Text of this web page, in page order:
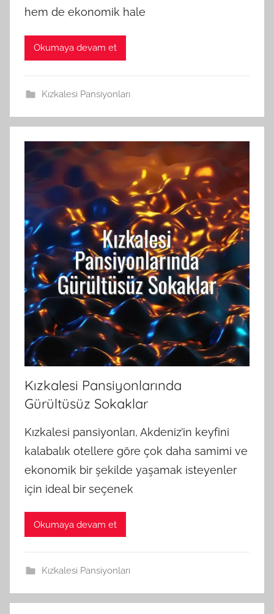
hem de ekonomik hale
Okumaya devam et
Kızkalesi Pansiyonları
Kızkalesi Pansiyonlarında
Gürültüsüz Sokaklar
Kızkalesi pansiyonları, Akdeniz’in keyfini
kalabalık otellere göre çok daha samimi ve
ekonomik bir şekilde yaşamak isteyenler
için ideal bir seçenek
Okumaya devam et
Kızkalesi Pansiyonları